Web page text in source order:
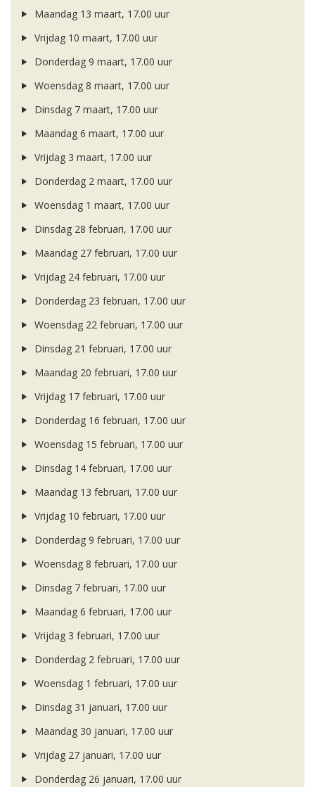
Maandag 13 maart, 17.00 uur
Vrijdag 10 maart, 17.00 uur
Donderdag 9 maart, 17.00 uur
Woensdag 8 maart, 17.00 uur
Dinsdag 7 maart, 17.00 uur
Maandag 6 maart, 17.00 uur
Vrijdag 3 maart, 17.00 uur
Donderdag 2 maart, 17.00 uur
Woensdag 1 maart, 17.00 uur
Dinsdag 28 februari, 17.00 uur
Maandag 27 februari, 17.00 uur
Vrijdag 24 februari, 17.00 uur
Donderdag 23 februari, 17.00 uur
Woensdag 22 februari, 17.00 uur
Dinsdag 21 februari, 17.00 uur
Maandag 20 februari, 17.00 uur
Vrijdag 17 februari, 17.00 uur
Donderdag 16 februari, 17.00 uur
Woensdag 15 februari, 17.00 uur
Dinsdag 14 februari, 17.00 uur
Maandag 13 februari, 17.00 uur
Vrijdag 10 februari, 17.00 uur
Donderdag 9 februari, 17.00 uur
Woensdag 8 februari, 17.00 uur
Dinsdag 7 februari, 17.00 uur
Maandag 6 februari, 17.00 uur
Vrijdag 3 februari, 17.00 uur
Donderdag 2 februari, 17.00 uur
Woensdag 1 februari, 17.00 uur
Dinsdag 31 januari, 17.00 uur
Maandag 30 januari, 17.00 uur
Vrijdag 27 januari, 17.00 uur
Donderdag 26 januari, 17.00 uur